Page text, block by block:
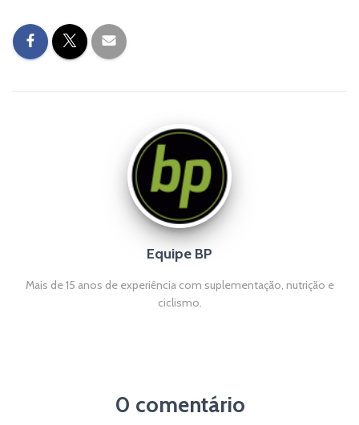
Equipe BP
Mais de 15 anos de experiência com suplementação, nutrição e
ciclismo.
0 comentário